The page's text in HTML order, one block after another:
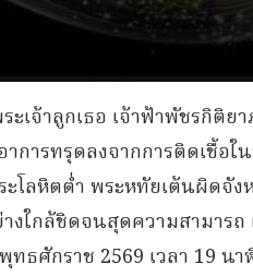
จ้าลูกเธอ เจ้าฟ้าพัชรกิติย
การทรุดลงจากการติดเชื้อใ
โลหิตต่ำ พระหทัยเต้นผิดจัง
ใกล้ชิดจนสุดความสามารถ
ศักราช 2569 เวลา 19 นา